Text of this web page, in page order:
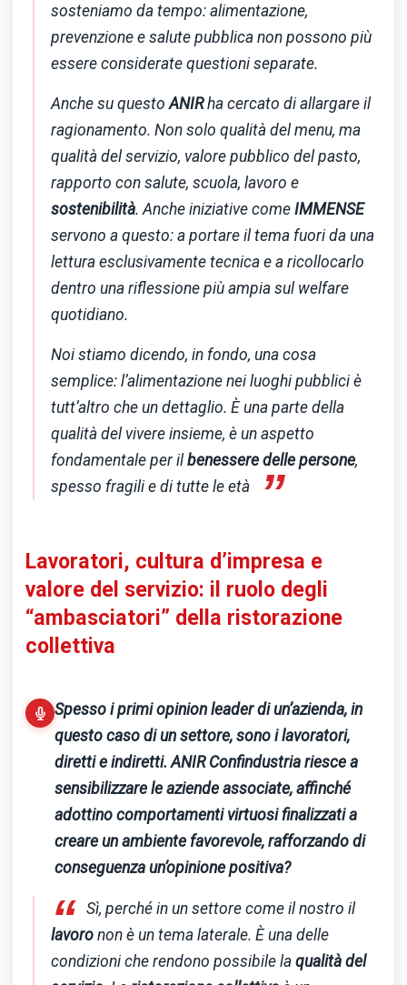
sosteniamo da tempo: alimentazione,
prevenzione e salute pubblica non possono più
essere considerate questioni separate.
Anche su questoANIRha cercato di allargare il
ragionamento. Non solo qualità del menu, ma
qualità del servizio, valore pubblico del pasto,
rapporto con salute, scuola, lavoro e
sostenibilità. Anche iniziative come IMMENSE
servono a questo: a portare il tema fuori da una
lettura esclusivamente tecnica e a ricollocarlo
dentro una riflessione più ampia sul welfare
quotidiano.
Noi stiamo dicendo, in fondo, una cosa
semplice: l’alimentazione nei luoghi pubblici è
tutt’altro che un dettaglio. È una parte della
qualità del vivere insieme, è un aspetto
fondamentale per il benessere delle persone,
spesso fragili e di tutte le età
”
Lavoratori, cultura d’impresa e
valore del servizio: il ruolo degli
“ambasciatori” della ristorazione
collettiva
Spesso i primi opinion leader di un’azienda, in
questo caso di un settore, sono i lavoratori,
diretti e indiretti. ANIR Confindustria riesce a
sensibilizzare le aziende associate, affinché
adottino comportamenti virtuosi finalizzati a
creare un ambiente favorevole, rafforzando di
conseguenza un’opinione positiva?
“ Sì, perché in un settore come il nostro il
lavoro non è un tema laterale. È una delle
condizioni che rendono possibile la qualità del